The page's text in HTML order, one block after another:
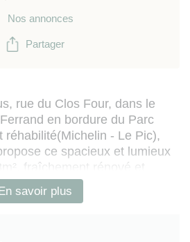
Nos annonces
Partager
rue du Clos Four, dans le
en bordure du Parc
réhabilité(Michelin - Le Pic),
ce spacieux et lumieux
fraîchement rénové et
loggia (orienté nord, avec vue
d'un parking abrité
En savoir plus